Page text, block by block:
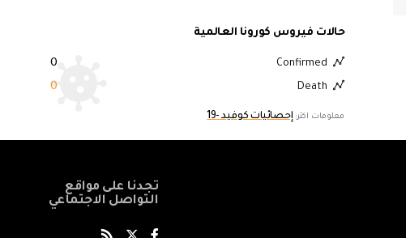
حالات فيروس كورونا العالمية
Confirmed
0
Death
0
معلومات اكثر: إحصائيات كوفيد -19
تجدنا على مواقع
التواصل الاجتماعي